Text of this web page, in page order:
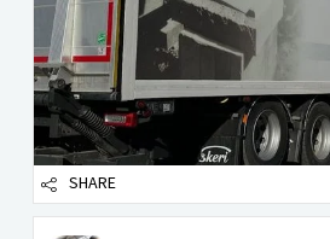
SHARE